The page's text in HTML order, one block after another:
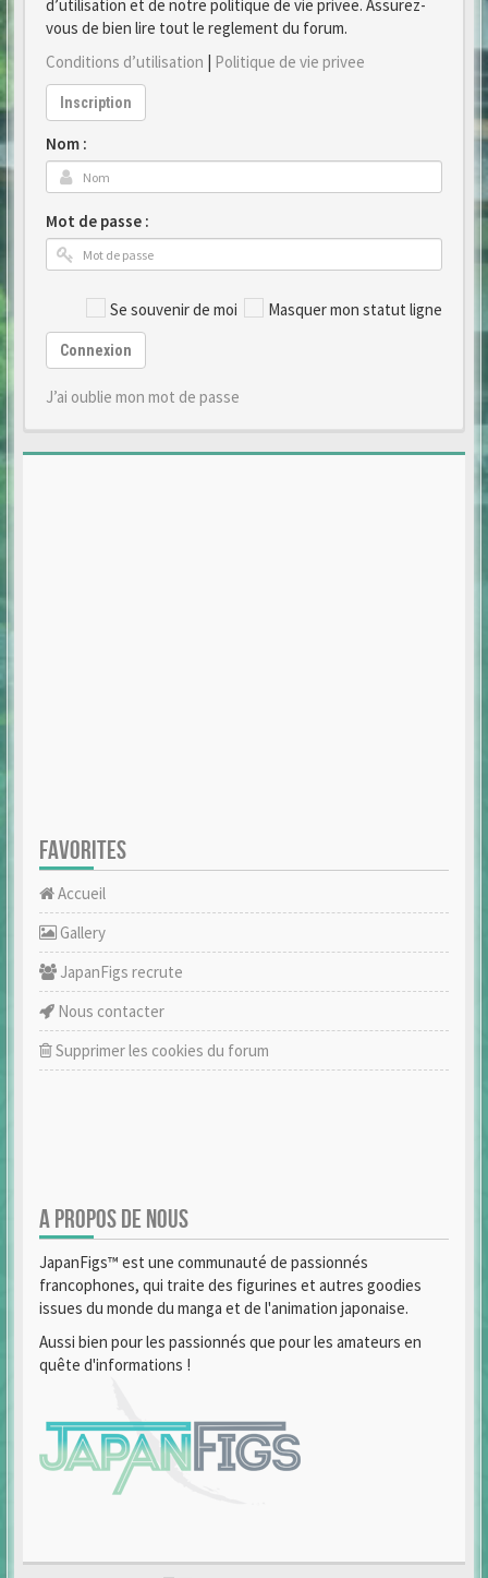
d’utilisation et de notre politique de vie privee. Assurez-
vous de bien lire tout le reglement du forum.
Conditions d’utilisation | Politique de vie privee
Inscription
Nom :
Mot de passe :
Se souvenir de moi Masquer mon statut ligne
Connexion
J’ai oublie mon mot de passe
FAVORITES
Accueil
Gallery
JapanFigs recrute
Nous contacter
Supprimer les cookies du forum
A PROPOS DE NOUS
JapanFigs™ est une communauté de passionnés
francophones, qui traite des figurines et autres goodies
issues du monde du manga et de l'animation japonaise.
Aussi bien pour les passionnés que pour les amateurs en
quête d'informations !